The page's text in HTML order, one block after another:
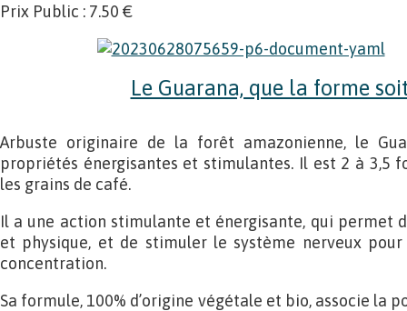
Prix Public : 7.50 €
Le Guarana, que la forme
Arbuste originaire de la forêt amazonienne, le
propriétés énergisantes et stimulantes. Il est 2 à 3,5
les grains de café.
Il a une action stimulante et énergisante, qui permet
et physique, et de stimuler le système nerveux
concentration.
Sa formule, 100% d’origine végétale et bio, associe la